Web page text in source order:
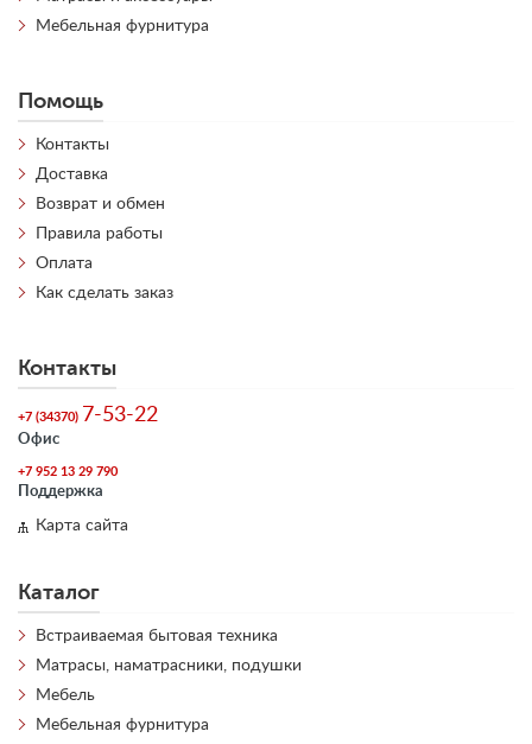
Мебельная фурнитура
Помощь
Контакты
Доставка
Возврат и обмен
Правила работы
Оплата
Как сделать заказ
Контакты
+7 (34370) 7-53-22
Офис
+7 952 13 29 790
Поддержка
Карта сайта
Каталог
Встраиваемая бытовая техника
Матрасы, наматрасники, подушки
Мебель
Мебельная фурнитура